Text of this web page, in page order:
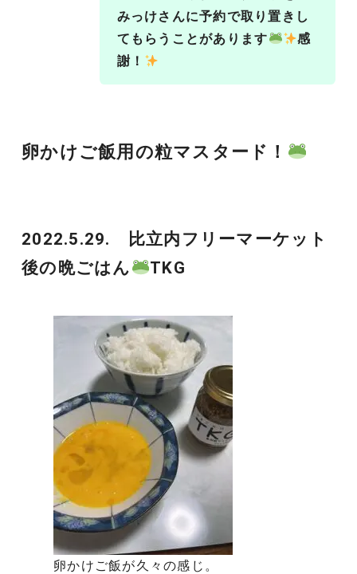
みっけさんに予約で取り置きし
てもらうことがあります
感
謝！
卵かけご飯用の粒マスタード！
2022.5.29. 比立内フリーマーケット
後の晩ごはん
TKG
卵かけご飯が久々の感じ。